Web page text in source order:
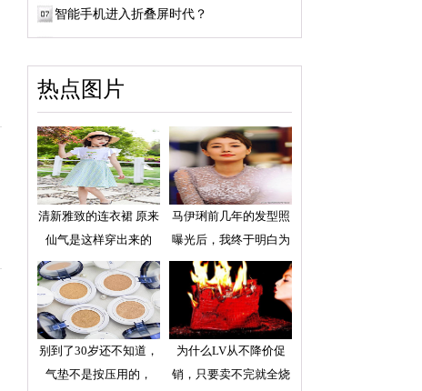
智能手机进入折叠屏时代？
热点图片
清新雅致的连衣裙 原来
仙气是这样穿出来的
马伊琍前几年的发型照
曝光后，我终于明白为
别到了30岁还不知道，
气垫不是按压用的，
为什么LV从不降价促
销，只要卖不完就全烧